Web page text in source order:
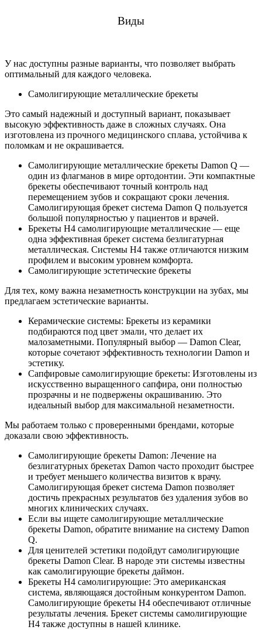
Виды
У нас доступны разные варианты, что позволяет выбрать
оптимальный для каждого человека.
Самолигирующие металлические брекеты
Это самый надежный и доступный вариант, показывает
высокую эффективность даже в сложных случаях. Она
изготовлена из прочного медицинского сплава, устойчива к
поломкам и не окрашивается.
Самолигирующие металлические брекеты Damon Q —
один из флагманов в мире ортодонтии. Эти компактные
брекеты обеспечивают точный контроль над
перемещением зубов и сокращают сроки лечения.
Самолигирующая брекет система Damon Q пользуется
большой популярностью у пациентов и врачей.
Брекеты H4 самолигирующие металлические — еще
одна эффективная брекет система безлигатурная
металлическая. Системы H4 также отличаются низким
профилем и высоким уровнем комфорта.
Самолигирующие эстетические брекеты
Для тех, кому важна незаметность конструкции на зубах, мы
предлагаем эстетические варианты.
Керамические системы: Брекеты из керамики
подбираются под цвет эмали, что делает их
малозаметными. Популярный выбор — Damon Clear,
которые сочетают эффективность технологии Damon и
эстетику.
Сапфировые самолигирующие брекеты: Изготовлены из
искусственно выращенного сапфира, они полностью
прозрачны и не подвержены окрашиванию. Это
идеальный выбор для максимальной незаметности.
Мы работаем только с проверенными брендами, которые
доказали свою эффективность.
Самолигирующие брекеты Damon: Лечение на
безлигатурных брекетах Damon часто проходит быстрее
и требует меньшего количества визитов к врачу.
Самолигирующая брекет система Damon позволяет
достичь прекрасных результатов без удаления зубов во
многих клинических случаях.
Если вы ищете самолигирующие металлические
брекеты Damon, обратите внимание на систему Damon
Q.
Для ценителей эстетики подойдут самолигирующие
брекеты Damon Clear. В народе эти системы известны
как самолигирующие брекеты даймон.
Брекеты H4 самолигирующие: Это американская
система, являющаяся достойным конкурентом Damon.
Самолигирующие брекеты Н4 обеспечивают отличные
результаты лечения. Брекет системы самолигирующие
Н4 также доступны в нашей клинике.